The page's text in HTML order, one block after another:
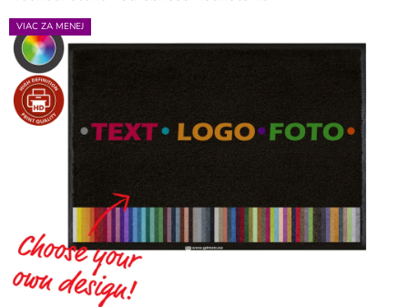
hodnotenie
produktu
je
0,0
hviezdičiek.
VIAC ZA MENEJ